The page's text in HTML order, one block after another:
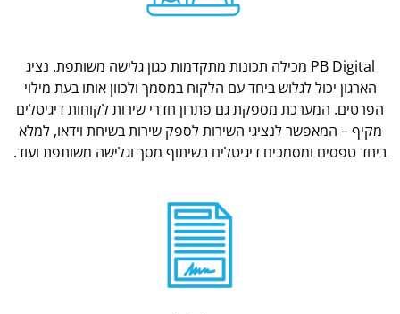
PB Digital מכילה תכונות מתקדמות כגון גלישה משותפת. נציג
הארגון יכול לגלוש ביחד עם הלקוח במסמך ולכוון אותו בעת מילוי
הפרטים. המערכת מספקת גם פתרון חדרי שירות לקוחות דיגיטלים
מקיף – המאפשר לנציגי השירות לספק שירות בשיחת וידאו, למלא
ביחד טפסים ומסמכים דיגיטלים בשיתוף מסך וגלישה משותפת ועוד.